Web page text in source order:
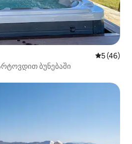
საშუალო
5 (46)
ბუნებაში